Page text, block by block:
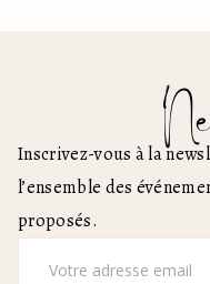
Inscrivez-vous à la
l’ensemble des
proposés.